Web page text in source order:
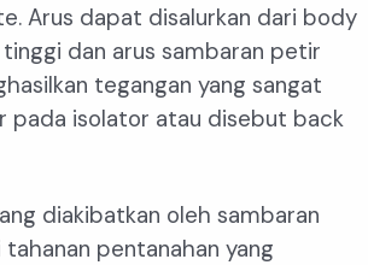
Arus dapat disalurkan dari body
dan arus sambaran petir
tegangan yang sangat
pada isolator atau disebut back
diakibatkan oleh sambaran
pentanahan yang